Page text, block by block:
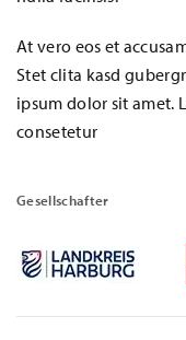
At vero eos et
Stet clita kasd
ipsum dolor sit amet.
consetetur
Gesellschafter